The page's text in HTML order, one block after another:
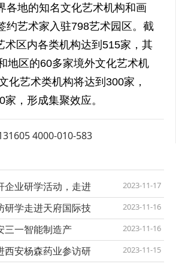
各地的知名文化艺术机构和画
约艺术家入驻798艺术园区。截
术区内各类机构达到515家，其
地区的60多家境外文化艺术机
化艺术类机构将达到300家，
，形成集聚效应。
4000-010-583
企业研学活动，走进 2023-11-17
研学走进天府国际技 2023-11-16
三一智能制造产 2023-11-16
西安杨森药业参访研 2023-11-15